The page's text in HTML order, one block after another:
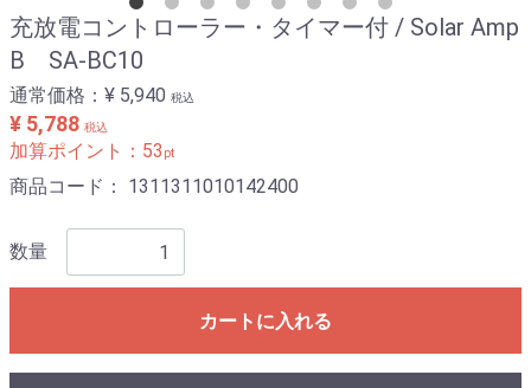
充放電コントローラー・タイマー付 / Solar Amp
B SA-BC10
通常価格： ¥ 5,940 税込
¥ 5,788 税込
加算ポイント： 53 pt
商品コード： 1311311010142400
数量
カートに入れる